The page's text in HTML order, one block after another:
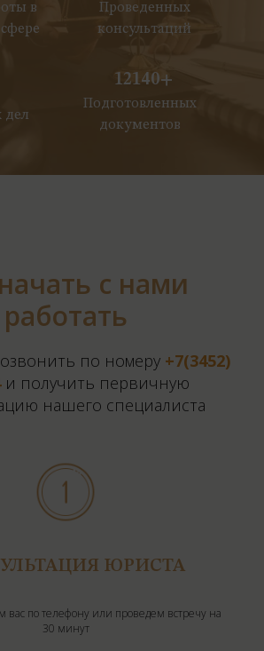
в
Проведенных
консультаций
дел
12140+
Подготовленных
документов
с нами
работать
по номеру +7(3452)
и получить первичную
нашего специалиста
ЮРИСТА
вас по телефону или проведем встречу на
30 минут